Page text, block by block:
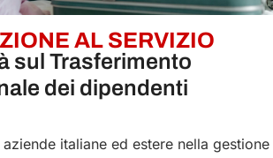
AL SERVIZIO
sul Trasferimento
dei dipendenti
aziende italiane ed estere nella